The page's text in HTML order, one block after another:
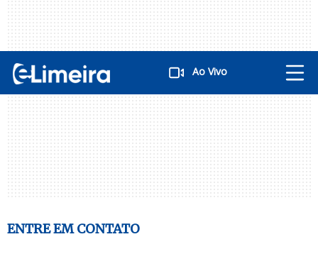
Ao Vivo
ENTRE EM CONTATO